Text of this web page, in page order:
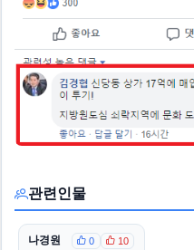
관련인물
나경원 0 10